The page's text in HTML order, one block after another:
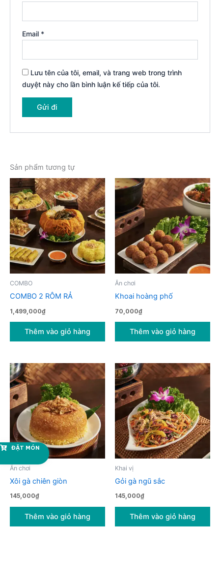
Email *
Lưu tên của tôi, email, và trang web trong trình
duyệt này cho lần bình luận kế tiếp của tôi.
Sản phẩm tương tự
COMBO
COMBO 2 RÔM RẢ
1,499,000₫
Thêm vào giỏ hàng
Ăn chơi
Khoai hoàng phố
70,000₫
Thêm vào giỏ hàng
Ăn chơi
Xôi gà chiên giòn
145,000₫
Thêm vào giỏ hàng
Khai vị
Gỏi gà ngũ sắc
145,000₫
Thêm vào giỏ hàng
ĐẶT MÓN